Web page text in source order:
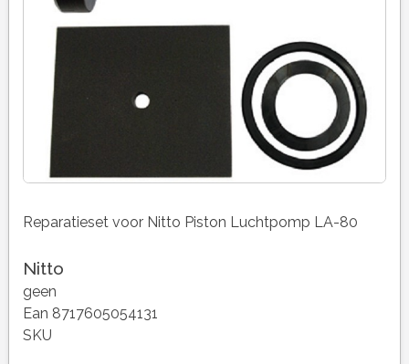
Reparatieset voor Nitto Piston Luchtpomp LA-80
Nitto
geen
Ean 8717605054131
SKU